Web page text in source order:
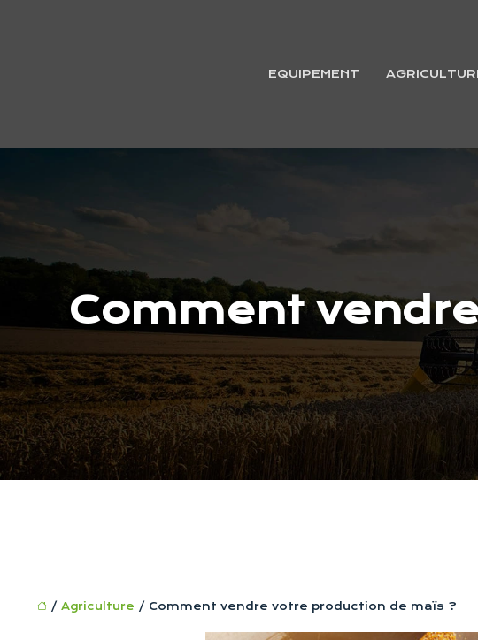
EQUIPEMENT
Comment
/ Agriculture / Comment vendre votre production de maïs ?